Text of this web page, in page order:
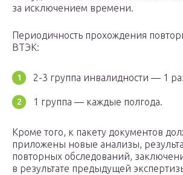
за исключением времени.
Периодичность прохождения
ВТЭК:
2-3 группа инвалидности — 1
1 группа — каждые полгода.
Кроме того, к пакету документов
приложены новые анализы,
повторных обследований,
в результате предыдущей